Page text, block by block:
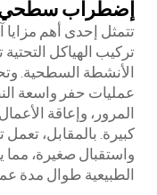
إضطراب
تتمثل إحدى أهم مزايا
تركيب الهياكل
الأنشطة السطحية.
عمليات حفر واسعة
المرور، وإعاقة
كبيرة. بالمقابل،
واستقبال صغيرة،
الطبيعية طوال مدة